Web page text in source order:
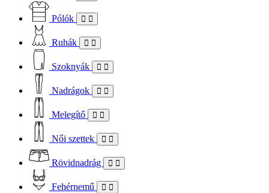
Pólók
Ruhák
Szoknyák
Nadrágok
Melegítő
Női szettek
Rövidnadrág
Fehérnemű